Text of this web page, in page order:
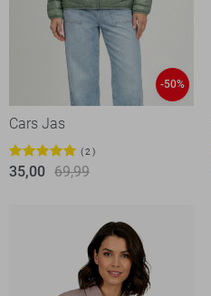
-50%
Cars Jas
2
35,00 69,99